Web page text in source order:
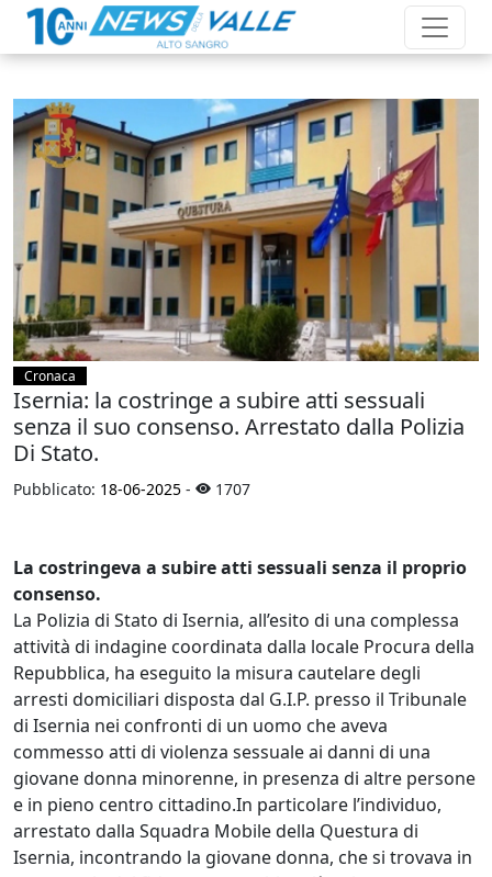
Cronaca
Isernia: la costringe a subire atti sessuali
senza il suo consenso. Arrestato dalla Polizia
Di Stato.
Pubblicato: 18-06-2025 - 1707
La costringeva a subire atti sessuali senza il proprio
consenso.
La Polizia di Stato di Isernia, all’esito di una complessa
attività di indagine coordinata dalla locale Procura della
Repubblica, ha eseguito la misura cautelare degli
arresti domiciliari disposta dal G.I.P. presso il Tribunale
di Isernia nei confronti di un uomo che aveva
commesso atti di violenza sessuale ai danni di una
giovane donna minorenne, in presenza di altre persone
e in pieno centro cittadino.In particolare l’individuo,
arrestato dalla Squadra Mobile della Questura di
Isernia, incontrando la giovane donna, che si trovava in